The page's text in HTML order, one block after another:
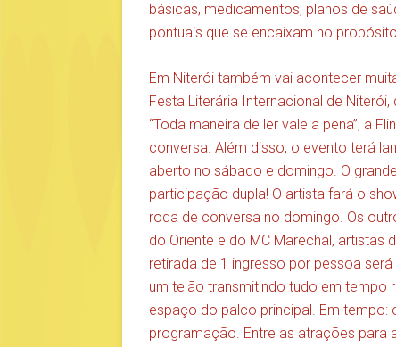
básicas, medicamentos, planos de
pontuais que se encaixam no
Em Niterói também vai acontecer
Festa Literária Internacional de
“Toda maneira de ler vale a pena”, a
conversa. Além disso, o evento terá
aberto no sábado e domingo. O
participação dupla! O artista fará o
roda de conversa no domingo. Os
do Oriente e do MC Marechal,
retirada de 1 ingresso por pessoa
um telão transmitindo tudo em tempo
espaço do palco principal. Em
programação. Entre as atrações para